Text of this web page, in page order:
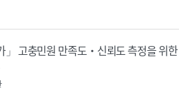
」 고충민원 만족도‧신뢰도 측정을 위한